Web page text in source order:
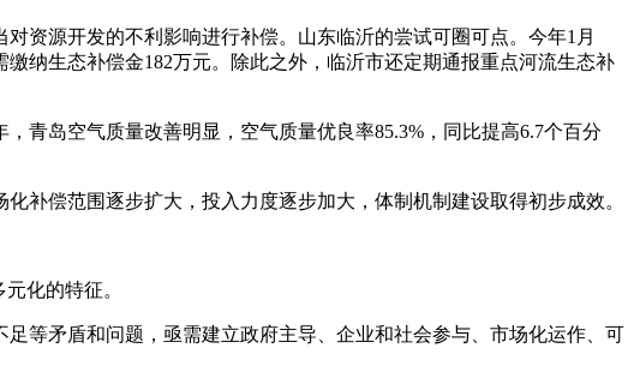
资源开发的不利影响进行补偿。山东临沂的尝试可圈可点。今年1月
纳生态补偿金182万元。除此之外，临沂市还定期通报重点河流生态补
青岛空气质量改善明显，空气质量优良率85.3%，同比提高6.7个百分
补偿范围逐步扩大，投入力度逐步加大，体制机制建设取得初步成效。
化的特征。
等矛盾和问题，亟需建立政府主导、企业和社会参与、市场化运作、可